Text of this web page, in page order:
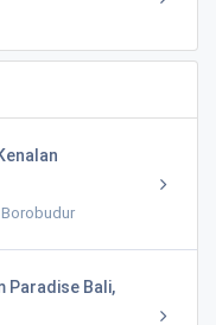
Paradise Bali,